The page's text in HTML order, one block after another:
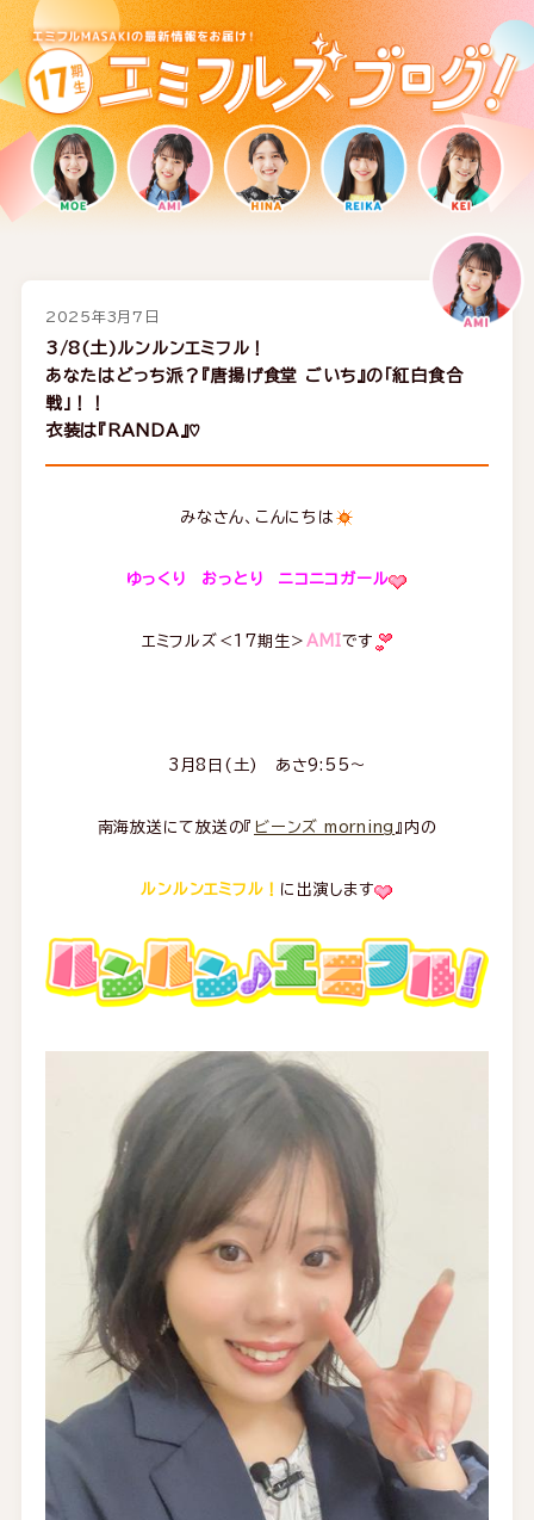
2025年3月7日
3/8(土)ルンルンエミフル！
あなたはどっち派？『唐揚げ食堂 ごいち』の「紅白食合
戦」！！
衣装は『RANDA』♡
みなさん、こんにちは
ゆっくり おっとり ニコニコガール
エミフルズ＜17期生＞AMIです
3月8日(土) あさ9:55～
南海放送にて放送の『 ビーンズ morning 』内の
ルンルンエミフル！ に出演します